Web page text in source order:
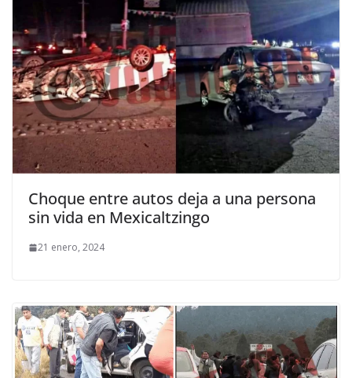
Choque entre autos deja a una persona
sin vida en Mexicaltzingo
21 enero, 2024